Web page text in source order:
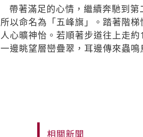
帶著滿足的心情，繼續奔馳到
所以命名為「五峰旗」。踏著階
人心曠神怡。若順著步道往上走
一邊眺望層巒疊翠，耳邊傳來蟲
相關新聞